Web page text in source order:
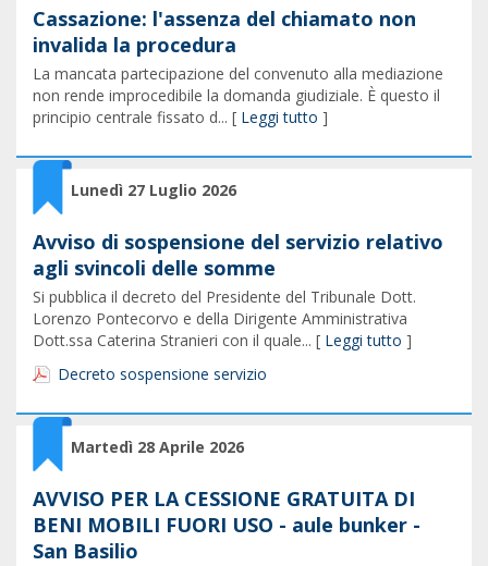
Cassazione: l'assenza del chiamato non
invalida la procedura
La mancata partecipazione del convenuto alla mediazione
non rende improcedibile la domanda giudiziale. È questo il
principio centrale fissato d... [ Leggi tutto ]
Lunedì 27 Luglio 2026
Avviso di sospensione del servizio relativo
agli svincoli delle somme
Si pubblica il decreto del Presidente del Tribunale Dott.
Lorenzo Pontecorvo e della Dirigente Amministrativa
Dott.ssa Caterina Stranieri con il quale... [ Leggi tutto ]
Decreto sospensione servizio
Martedì 28 Aprile 2026
AVVISO PER LA CESSIONE GRATUITA DI
BENI MOBILI FUORI USO - aule bunker -
San Basilio